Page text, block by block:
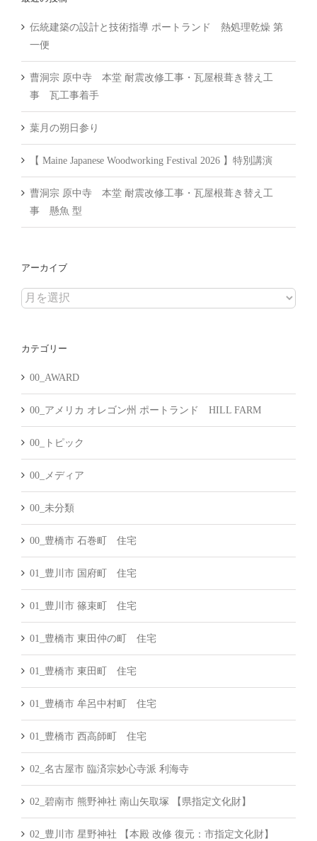
伝統建築の設計と技術指導 ポートランド 熱処理乾燥 第
一便
曹洞宗 原中寺 本堂 耐震改修工事・瓦屋根葺き替え工
事 瓦工事着手
葉月の朔日参り
【 Maine Japanese Woodworking Festival 2026 】特別講演
曹洞宗 原中寺 本堂 耐震改修工事・瓦屋根葺き替え工
事 懸魚 型
アーカイブ
ア
イ
カテゴリー
00_AWARD
00_アメリカ オレゴン州 ポートランド HILL FARM
00_トピック
00_メディア
00_未分類
00_豊橋市 石巻町 住宅
01_豊川市 国府町 住宅
01_豊川市 篠束町 住宅
01_豊橋市 東田仲の町 住宅
01_豊橋市 東田町 住宅
01_豊橋市 牟呂中村町 住宅
01_豊橋市 西高師町 住宅
02_名古屋市 臨済宗妙心寺派 利海寺
02_碧南市 熊野神社 南山矢取塚 【県指定文化財】
02_豊川市 星野神社 【本殿 改修 復元：市指定文化財】